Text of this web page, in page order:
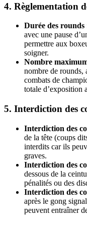
4. Règlementation
Durée des rounds
avec une pause
permettre aux
soigner.
Nombre
nombre de rounds,
combats de
totale d’exposition
5. Interdiction des
Interdiction des
de la tête (coups
interdits car ils
graves.
Interdiction des
dessous de la
pénalités ou des
Interdiction des
après le gong
peuvent entraîner